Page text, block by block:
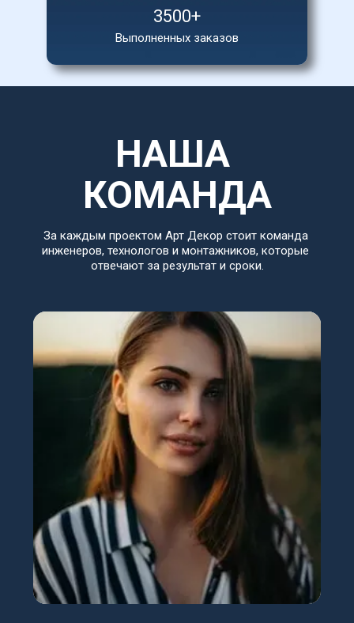
Выполненных заказов
3500+
НАША
КОМАНДА
За каждым проектом Арт Декор стоит команда
инженеров, технологов и монтажников, которые
отвечают за результат и сроки.